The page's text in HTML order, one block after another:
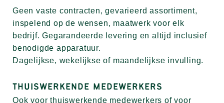
Geen vaste contracten, gevarieerd assortiment,
inspelend op de wensen, maatwerk voor elk
bedrijf. Gegarandeerde levering en altijd inclusief
benodigde apparatuur.
Dagelijkse, wekelijkse of maandelijkse invulling.
THUISWERKENDE MEDEWERKERS
Ook voor thuiswerkende medewerkers of voor